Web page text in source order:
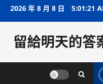
2026 年 8 月 8 日 5:01:21
留給明天的答